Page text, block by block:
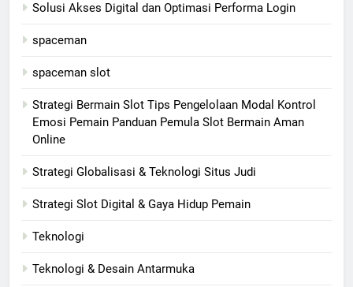
Solusi Akses Digital dan Optimasi Performa Login
spaceman
spaceman slot
Strategi Bermain Slot Tips Pengelolaan Modal Kontrol
Emosi Pemain Panduan Pemula Slot Bermain Aman
Online
Strategi Globalisasi & Teknologi Situs Judi
Strategi Slot Digital & Gaya Hidup Pemain
Teknologi
Teknologi & Desain Antarmuka